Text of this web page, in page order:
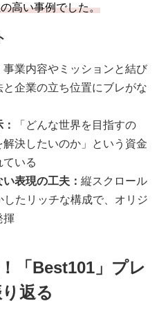
高い事例でした。
事業内容やミッションと結び
企業の立ち位置にブレがな
「どんな世界を目指すの
決したいのか」という資金
いる
表現の工夫： 縦スクロール
たリッチな構成で、オリジ
揮
「Best101」プレ
返る